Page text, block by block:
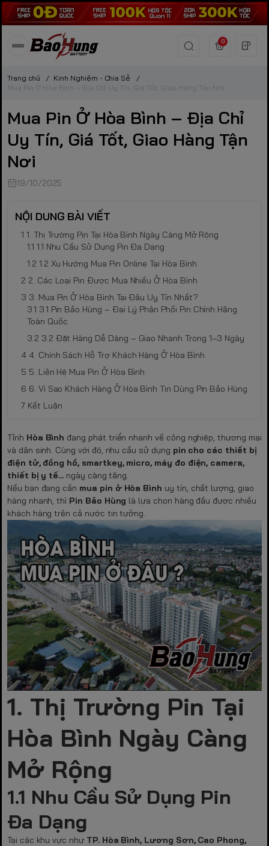
0
Trang chủ / Kinh Nghiệm - Chia Sẻ
/
Mua Pin Ở Hòa Bình – Địa Chỉ Uy Tín, Giá Tốt, Giao Hàng Tận Nơi
Mua Pin Ở Hòa Bình – Địa Chỉ
Uy Tín, Giá Tốt, Giao Hàng Tận
Nơi
19/10/2025
NỘI DUNG BÀI VIẾT
1. Thị Trường Pin Tại Hòa Bình Ngày Càng Mở Rộng
1.1 Nhu Cầu Sử Dụng Pin Đa Dạng
1.2 Xu Hướng Mua Pin Online Tại Hòa Bình
2. Các Loại Pin Được Mua Nhiều Ở Hòa Bình
3. Mua Pin Ở Hòa Bình Tại Đâu Uy Tín Nhất?
3.1 Pin Bảo Hùng – Đại Lý Phân Phối Pin Chính Hãng
Toàn Quốc
3.2 Đặt Hàng Dễ Dàng – Giao Nhanh Trong 1–3 Ngày
4. Chính Sách Hỗ Trợ Khách Hàng Ở Hòa Bình
5. Liên Hệ Mua Pin Ở Hòa Bình
6. Vì Sao Khách Hàng Ở Hòa Bình Tin Dùng Pin Bảo Hùng
Kết Luận
Tỉnh Hòa Bình đang phát triển nhanh về công nghiệp, thương mại
và dân sinh. Cùng với đó, nhu cầu sử dụng pin cho các thiết bị
điện tử, đồng hồ, smartkey, micro, máy đo điện, camera,
thiết bị y tế... ngày càng tăng.
Nếu bạn đang cần mua pin ở Hòa Bình uy tín, chất lượng, giao
hàng nhanh, thì Pin Bảo Hùng là lựa chọn hàng đầu được nhiều
khách hàng trên cả nước tin tưởng.
1. Thị Trường Pin Tại
Hòa Bình Ngày Càng
Mở Rộng
1.1 Nhu Cầu Sử Dụng Pin
Đa Dạng
Tại các khu vực như TP. Hòa Bình, Lương Sơn, Cao Phong,